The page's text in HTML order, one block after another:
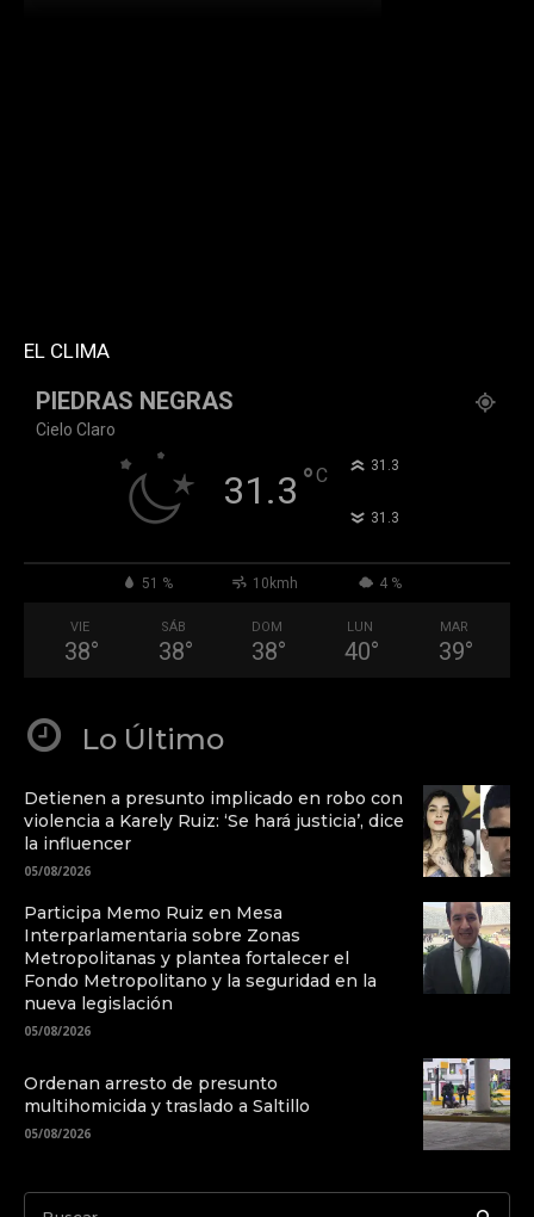
EL CLIMA
PIEDRAS NEGRAS
Cielo Claro
31.3 °C 31.3
31.3
51 % 10kmh 4 %
VIE
38°
SÁB
38°
DOM
38°
LUN
40°
MAR
39°
Lo Último
Detienen a presunto implicado en robo con
violencia a Karely Ruiz: ‘Se hará justicia’, dice
la influencer
05/08/2026
Participa Memo Ruiz en Mesa
Interparlamentaria sobre Zonas
Metropolitanas y plantea fortalecer el
Fondo Metropolitano y la seguridad en la
nueva legislación
05/08/2026
Ordenan arresto de presunto
multihomicida y traslado a Saltillo
05/08/2026